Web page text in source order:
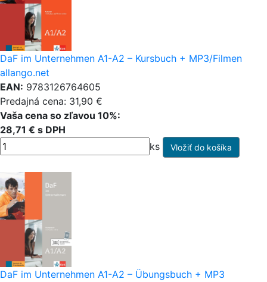
DaF im Unternehmen A1-A2 – Kursbuch + MP3/Filmen
allango.net
EAN: 9783126764605
Predajná cena: 31,90 €
Vaša cena so zľavou 10%:
28,71 € s DPH
ks
DaF im Unternehmen A1-A2 – Übungsbuch + MP3